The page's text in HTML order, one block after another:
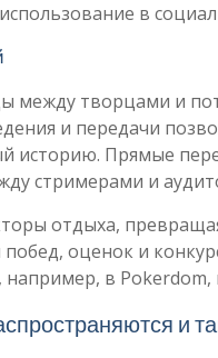
в
между творцами и
и передачи
историю. Прямые
стримерами и
отдыха,
оценок и
в
и